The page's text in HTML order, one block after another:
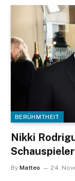
BERÜHMTHEIT
Nikki
By Matteo 24.